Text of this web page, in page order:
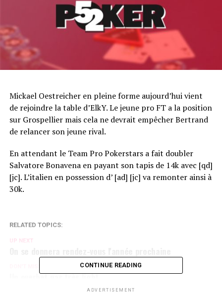
Mickael Oestreicher en pleine forme aujourd’hui vient
de rejoindre la table d’ElkY. Le jeune pro FT a la position
sur Grospellier mais cela ne devrait empêcher Bertrand
de relancer son jeune rival.
En attendant le Team Pro Pokerstars a fait doubler
Salvatore Bonavena en payant son tapis de 14k avec [qd]
[jc]. L’italien en possession d’ [ad] [jc] va remonter ainsi à
30k.
RELATED TOPICS:
UP NEXT
Un overbet pas très light
CONTINUE READING
ADVERTISEMENT